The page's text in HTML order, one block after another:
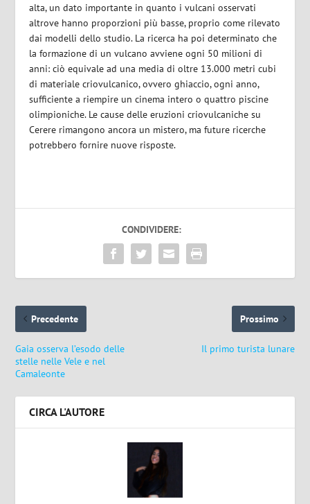
alta, un dato importante in quanto i vulcani osservati
altrove hanno proporzioni più basse, proprio come rilevato
dai modelli dello studio. La ricerca ha poi determinato che
la formazione di un vulcano avviene ogni 50 milioni di
anni: ciò equivale ad una media di oltre 13.000 metri cubi
di materiale criovulcanico, ovvero ghiaccio, ogni anno,
sufficiente a riempire un cinema intero o quattro piscine
olimpioniche. Le cause delle eruzioni criovulcaniche su
Cerere rimangono ancora un mistero, ma future ricerche
potrebbero fornire nuove risposte.
CONDIVIDERE:
Precedente
Gaia osserva l’esodo delle
stelle nelle Vele e nel
Camaleonte
Prossimo
Il primo turista lunare
CIRCA L'AUTORE